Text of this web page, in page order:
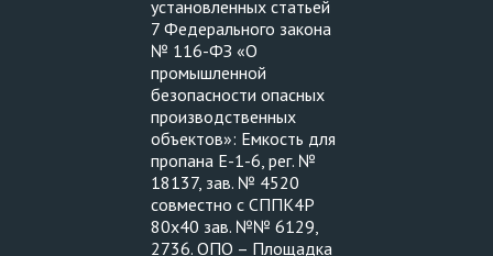
установленных статьей
7 Федерального закона
№ 116-ФЗ «О
промышленной
безопасности опасных
производственных
объектов»: Емкость для
пропана Е-1-6, рег. №
18137, зав. № 4520
совместно с СППК4Р
80х40 зав. №№ 6129,
2736. ОПО – Площадка